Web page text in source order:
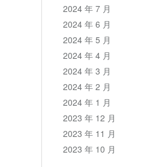
2024 年 7 月
2024 年 6 月
2024 年 5 月
2024 年 4 月
2024 年 3 月
2024 年 2 月
2024 年 1 月
2023 年 12 月
2023 年 11 月
2023 年 10 月